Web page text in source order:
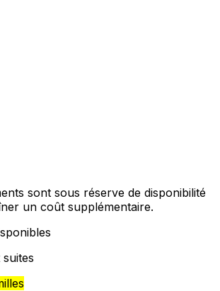
sont sous réserve de disponibilité
un coût supplémentaire.
suites